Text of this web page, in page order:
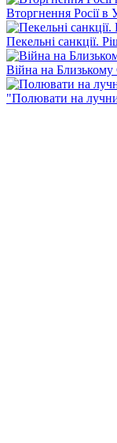
Вторгнення Росії в
Пекельні санкції.
Війна на
"Полювати на